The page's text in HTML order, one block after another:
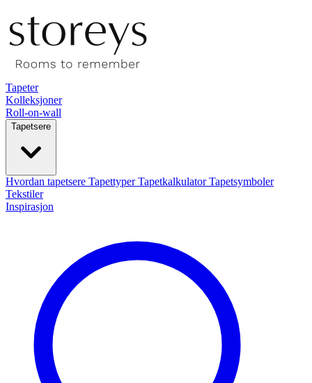
Tapeter
Kolleksjoner
Roll-on-wall
Tapetsere
Hvordan tapetsere TapettyperTapetkalkulatorTapetsymboler
Tekstiler
Inspirasjon